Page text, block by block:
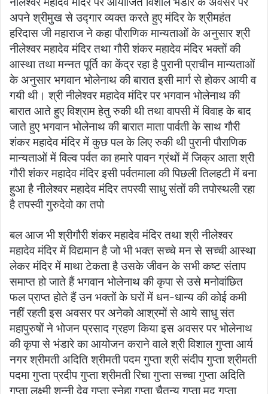
अपने श्रीमुख से उद्गार व्यक्त करते हुए मंदिर के श्रीमहंत
हरिदास जी महाराज ने कहा पौराणिक मान्यताओं के अनुसार श्री
नीलेश्वर महादेव मंदिर तथा गौरी शंकर महादेव मंदिर भक्तों की
आस्था तथा मन्नत पूर्ति का केंद्र रहा है पुरानी प्राचीन मान्यताओं
के अनुसार भगवान भोलेनाथ की बारात इसी मार्ग से होकर आयी व
गयी थी। श्री नीलेश्वर महादेव मंदिर पर भगवान भोलेनाथ की
बारात आते हुए विश्राम हेतु रुकी थी तथा वापसी में विवाह के बाद
जाते हुए भगवान भोलेनाथ की बारात माता पार्वती के साथ गौरी
शंकर महादेव मंदिर में कुछ पल के लिए रुकी थी पुरानी पौराणिक
मान्यताओं में विल्व पर्वत का हमारे पावन ग्रंथों में जिक्र आता श्री
गौरी शंकर महादेव मंदिर इसी पर्वतमाला की पिछली तिलहटी में बना
हुआ है नीलेश्वर महादेव मंदिर तपस्वी साधु संतों की तपोस्थली रहा
है तपस्वी गुरुदेवो का तपो
बल आज भी श्रीगौरी शंकर महादेव मंदिर तथा श्री नीलेश्वर
महादेव मंदिर में विद्यमान है जो भी भक्त सच्चे मन से सच्ची आस्था
लेकर मंदिर में माथा टेकता है उसके जीवन के सभी कष्ट संताप
समाप्त हो जाते हैं भगवान भोलेनाथ की कृपा से उसे मनोवांछित
फल प्राप्त होते हैं उन भक्तों के घरों में धन-धान्य की कोई कमी
नहीं रहती इस अवसर पर अनेको आश्रमों से आये साधु संत
महापुरुषों ने भोजन प्रसाद ग्रहण किया इस अवसर पर भोलेनाथ
की कृपा से भंडारे का आयोजन कराने वाले श्री विशाल गुप्ता आर्य
नगर श्रीमती अदिति श्रीमती पदम गुप्ता श्री संदीप गुप्ता श्रीमती
पदमा गुप्ता प्रदीप गुप्ता श्रीमती रिचा गुप्ता सच्चा गुप्ता अदिति
गुप्ता लक्ष्मी शन्नी देव गुप्ता स्नेहा गुप्ता चैतन्य गुप्ता मृदु गुप्ता